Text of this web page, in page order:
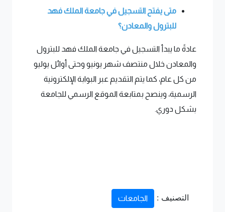
متى يفتح التسجيل في جامعة الملك فهد
للبترول والمعادن؟
عادةً ما يبدأ التسجيل في جامعة الملك فهد للبترول
والمعادن خلال منتصف شهر يونيو وحتى أوائل يوليو
من كل عام، كما يتم التقديم عبر البوابة الإلكترونية
الرسمية، وينصح بمتابعة الموقع الرسمي للجامعة
بشكل دوري.
التصنيف : الجامعات